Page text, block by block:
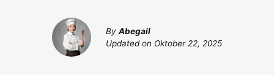
By Abegail
Updated on Oktober 22, 2025